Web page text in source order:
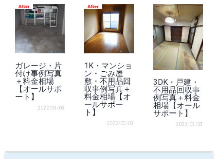
ガレージ・片
付け事例写真
＋料金相場
【オールサポ
ート】
2022/03/03
1K・マンショ
ン・ごみ屋
敷・不用品回
収事例写真＋
料金相場【オ
ールサポー
ト】
2022/03/03
3DK・戸建・
不用品回収事
例写真＋料金
相場【オール
サポート】
2022/03/03